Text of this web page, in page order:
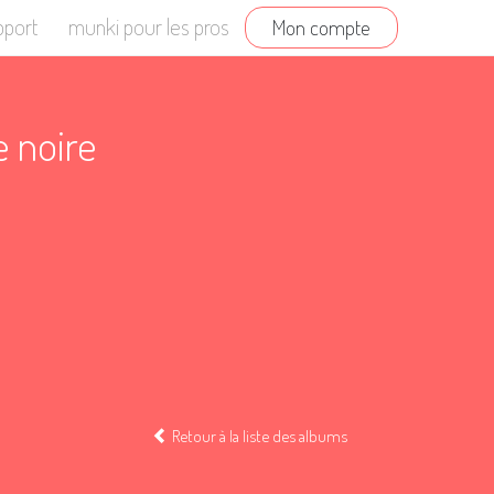
munki pour les pros Mon compte
noire
Retour à la liste des albums